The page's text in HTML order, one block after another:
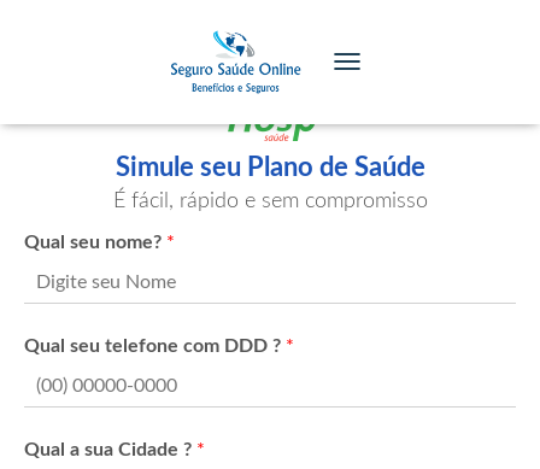
Simule seu Plano de Saúde
É fácil, rápido e sem compromisso
Qual seu nome? *
Qual seu telefone com DDD ? *
Qual a sua Cidade ? *